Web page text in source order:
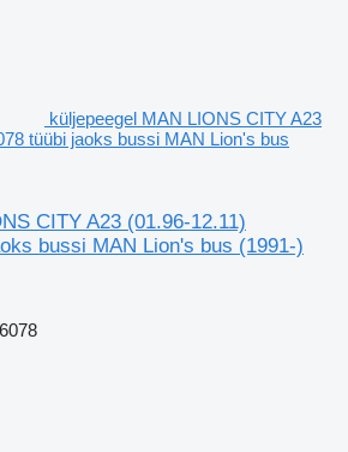
küljepeegel MAN LIONS CITY A23
tüübi jaoks bussi MAN Lion's bus
CITY A23 (01.96-12.11)
bussi MAN Lion's bus (1991-)